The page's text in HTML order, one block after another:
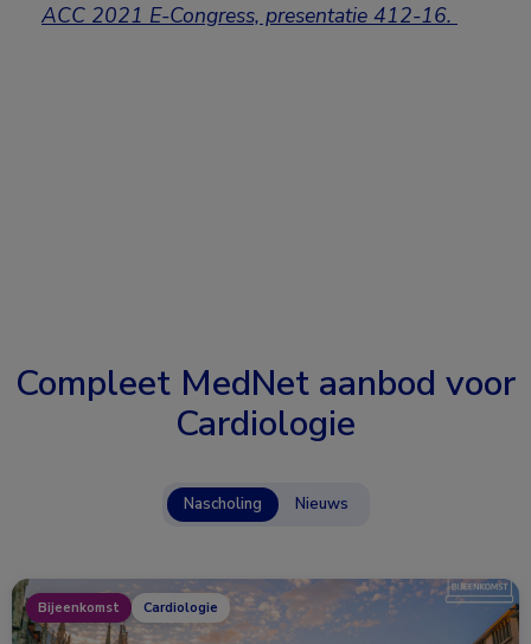
ACC 2021 E-Congress, presentatie 412-16.
Compleet MedNet aanbod voor
Cardiologie
Nascholing Nieuws
Bijeenkomst Cardiologie